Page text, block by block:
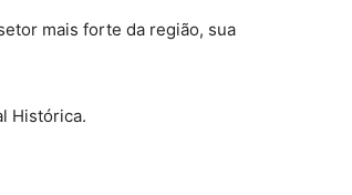
mais forte da região, sua
Histórica.